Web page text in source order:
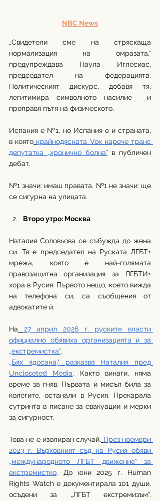
NBC News
„Свидетели сме на стряскаща
нормализация на омразата,"
предупреждава Паула Иглесиас,
председател на федерацията.
Политическият дискурс, добавя тя,
легитимира символното насилие  и
проправя пътя на физическото.
Испания е №1, но Испания е и страната,
в която крайнодясната Vox нарече транс
депутатка „хронично болна" в публичен
дебат.
№1 значи: имаш правата. №1 не значи: ще
се сигурна на улицата.
Второ утро: Москва
Наталия Соловьова се събужда до жена
си. Тя е председател на Руската ЛГБТ+
мрежа, която е най-голямата
правозащитна организация за ЛГБТИ+
хора в Русия. Първото нещо, което вижда
на телефона си, са съобщения от
адвокатите ѝ.
На
27 април 2026 г. руските власти
официално обявиха организацията ѝ за
„екстремистка".
„Бях ядосана," разказва Наталия пред
Uncloseted Media. Както винаги, няма
време за гняв. Първата ѝ мисъл била за
колегите, останали в Русия. Прекарала
сутринта в писане за евакуации и мерки
за сигурност.
Това не е изолиран случай. През ноември
2023 г. Върховният съд на Русия обяви
„международното ЛГБТ движение" за
екстремистко. До юни 2025 г. Human
Rights Watch е документирала 101 души,
осъдени за „ЛГБТ екстремизъм".